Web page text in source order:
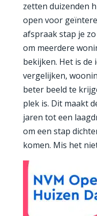
zetten duizenden
open voor
afspraak stap je
om meerdere
bekijken. Het is de
vergelijken,
beter beeld te
plek is. Dit maakt
jaren tot een
om een stap
komen. Mis het